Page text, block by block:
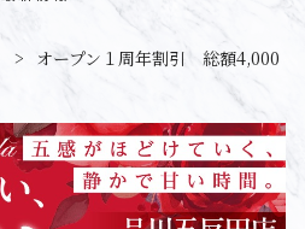
> オープン１周年割引 総額4,000